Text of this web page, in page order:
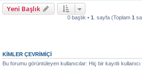
Yeni Başlık
0 başlık • 1 . sayfa (Toplam 1
KIMLER ÇEVRIMIÇI
Bu forumu görüntüleyen kullanıcılar: Hiç bir kayıtlı